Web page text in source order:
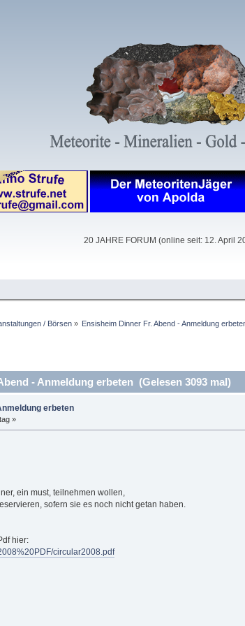
20 JAHRE FORUM (online seit: 12. April
/ Börsen» Ensisheim Dinner Fr. Abend - Anmeldung
- Anmeldung erbeten (Gelesen 3093 mal)
erbeten
»
ein must, teilnehmen wollen,
sofern sie es noch nicht getan haben.
hier:
circular2008.pdf